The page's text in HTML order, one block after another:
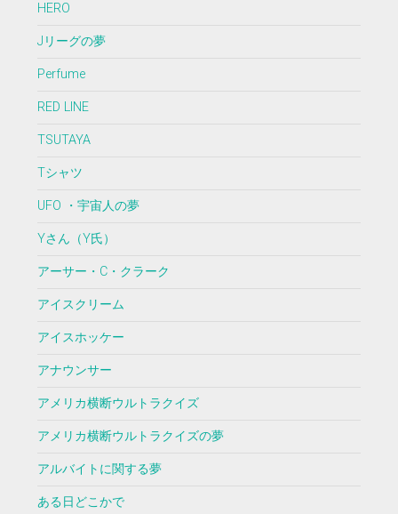
HERO
Jリーグの夢
Perfume
RED LINE
TSUTAYA
Tシャツ
UFO ・宇宙人の夢
Yさん（Y氏）
アーサー・C・クラーク
アイスクリーム
アイスホッケー
アナウンサー
アメリカ横断ウルトラクイズ
アメリカ横断ウルトラクイズの夢
アルバイトに関する夢
ある日どこかで